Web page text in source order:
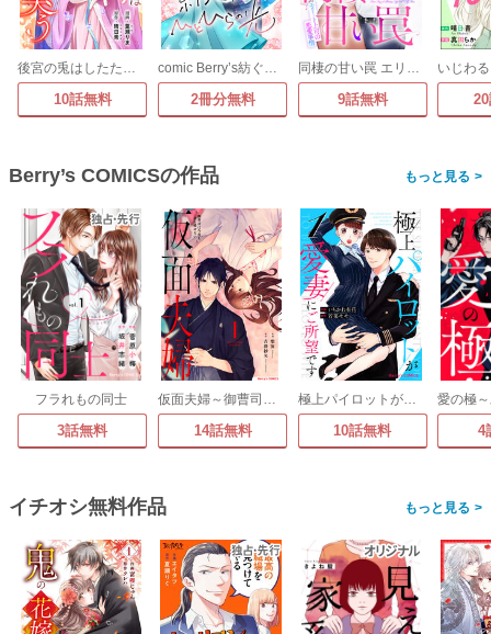
後宮の兎はしたたかに笑う
10話無料
comic Berry’s紡ぐはひとひらの光
2冊分無料
同棲の甘い罠 エリート上司の恋愛事情
9話無料
Berry’s COMICSの作品 >
フラれもの同士
3話無料
仮面夫婦～御曹司は今夜も妻を愛せない～
14話無料
極上パイロットが愛妻にご所望です
10話無料 4
イチオシ無料作品 >